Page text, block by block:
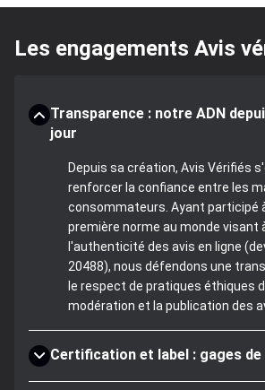
Les engagements Avis
Transparence : notre ADN
jour
Depuis sa création, Avis Vérifiés
renforcer la confiance entre les
consommateurs. Ayant participé
première norme au monde visant
l'authenticité des avis en ligne
20488), nous défendons une
le respect de pratiques éthiques
modération et la publication des
Certification et label : gages